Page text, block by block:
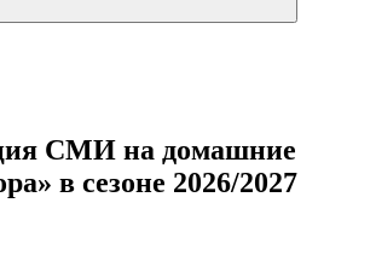
СМИ на домашние
в сезоне 2026/2027